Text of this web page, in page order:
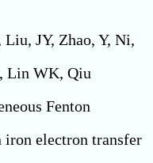
JY, Zhao, Y, Ni,
Lin WK, Qiu
Fenton
electron transfer